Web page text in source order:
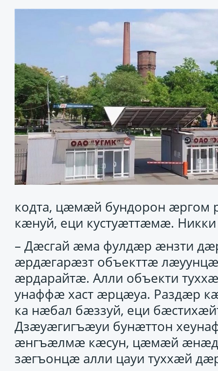
кодта, цӕмӕй бундорон ӕргом
кӕнуй, еци кустуӕттӕмӕ. Никки
– Дӕсгай ӕма фулдӕр ӕнзти
ӕрдӕгарӕзт объекттӕ
ӕрдарайтӕ. Алли объекти
унаффӕ хаст ӕрцӕуа. Раздӕр
ка нӕбал бӕззуй, еци
Дзӕуӕгигъӕуи бунӕттон
ӕнгъӕлмӕ кӕсун, цӕмӕй
зӕгъонцӕ алли цауи туххӕй